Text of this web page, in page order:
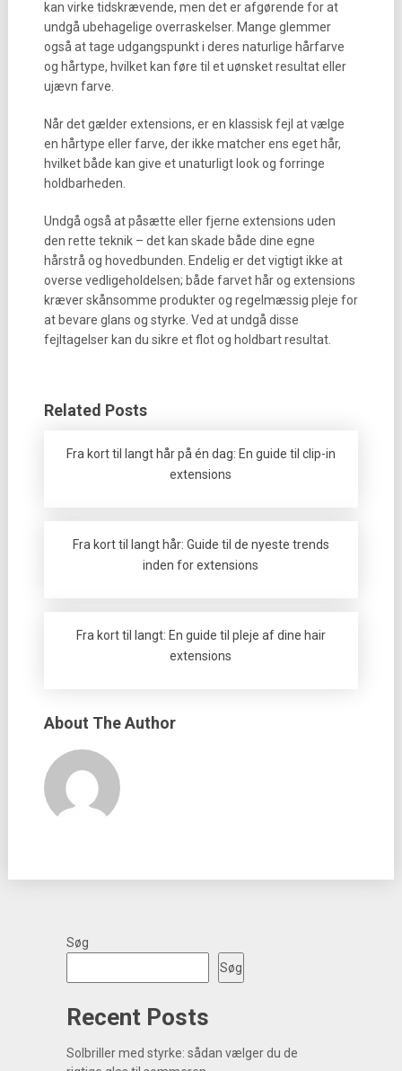
kan virke tidskrævende, men det er afgørende for at
undgå ubehagelige overraskelser. Mange glemmer
også at tage udgangspunkt i deres naturlige hårfarve
og hårtype, hvilket kan føre til et uønsket resultat eller
ujævn farve.
Når det gælder extensions, er en klassisk fejl at vælge
en hårtype eller farve, der ikke matcher ens eget hår,
hvilket både kan give et unaturligt look og forringe
holdbarheden.
Undgå også at påsætte eller fjerne extensions uden
den rette teknik – det kan skade både dine egne
hårstrå og hovedbunden. Endelig er det vigtigt ikke at
overse vedligeholdelsen; både farvet hår og extensions
kræver skånsomme produkter og regelmæssig pleje for
at bevare glans og styrke. Ved at undgå disse
fejltagelser kan du sikre et flot og holdbart resultat.
Related Posts
Fra kort til langt hår på én dag: En guide til clip-in
extensions
Fra kort til langt hår: Guide til de nyeste trends
inden for extensions
Fra kort til langt: En guide til pleje af dine hair
extensions
About The Author
Søg
Søg
Recent Posts
Solbriller med styrke: sådan vælger du de